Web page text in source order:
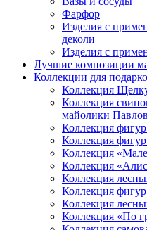
Фарфор
Изделия с
деколи
Изделия с
Лучшие композиции
Коллекции для
Коллекция
Коллекция
майолики
Коллекция
Коллекция
Коллекция
Коллекция
Коллекция
Коллекция
Коллекция
Коллекция «По